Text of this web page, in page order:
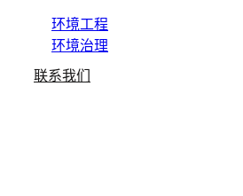
环境工程
环境治理
联系我们